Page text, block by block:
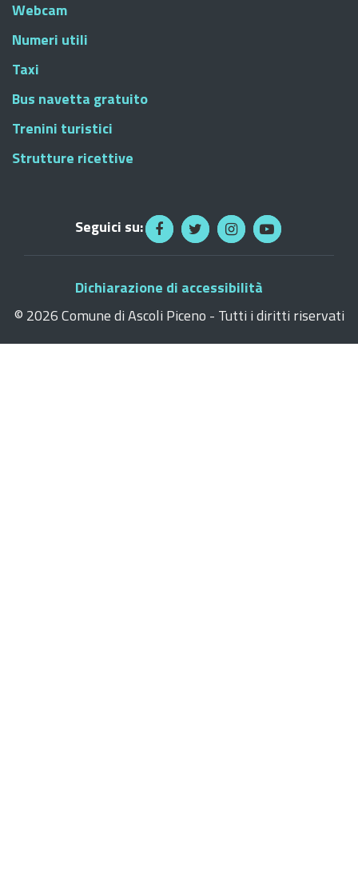
Webcam
Numeri utili
Taxi
Bus navetta gratuito
Trenini turistici
Strutture ricettive
Seguici su:
Dichiarazione di accessibilità
© 2026 Comune di Ascoli Piceno - Tutti i diritti riservati